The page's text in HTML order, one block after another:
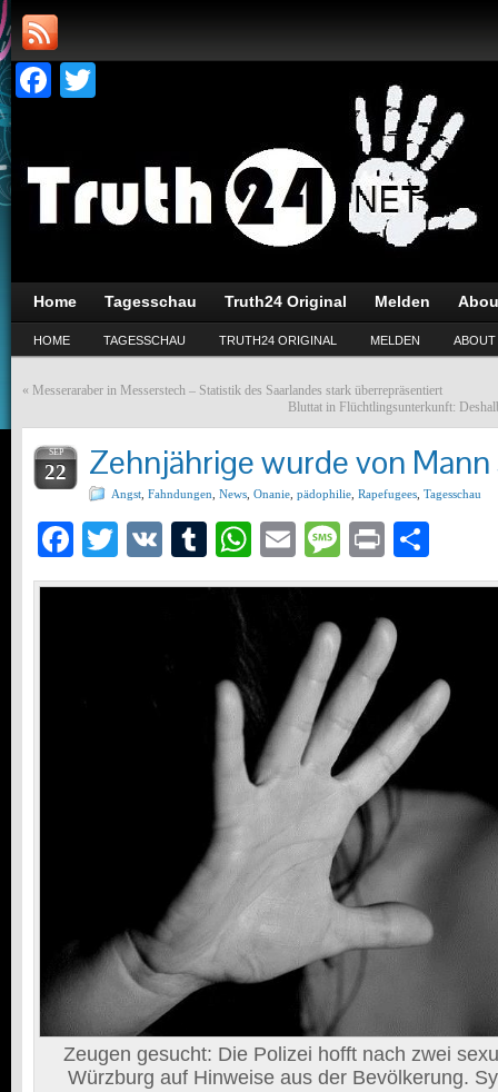
Facebook
Home Tagesschau Truth24 Original Melden
HOME TAGESSCHAU TRUTH24 ORIGINAL MELDEN ABOUT
« Messeraraber in Messerstech – Statistik des Saarlandes stark überrepräsentiert
Bluttat in Flüchtlingsunterkunft:
SEP
22 Zehnjährige wurde von
Angst Fahndungen News Onanie pädophilie Rapefugees Tagesschau
Facebook
Twitter
VK Tumblr
WhatsApp
EmailMessage
Print
Zeugen gesucht: Die Polizei hofft nach zwei
Würzburg auf Hinweise aus der Bevölkerung.